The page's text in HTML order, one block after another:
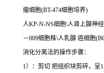
瘤细胞(BT-474细胞培养)
人KP-N-NS细胞\人肾上腺神
－009细胞株\人乳腺 癌细胞
消化分离法的操作步骤：
1）：剪切 把组织块剪碎，呈